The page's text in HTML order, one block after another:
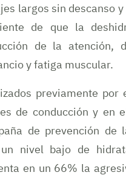
largos sin descanso
de que la
de la atención,
y fatiga muscular.
previamente por
de conducción y en
de prevención de
nivel bajo de
en un 66% la